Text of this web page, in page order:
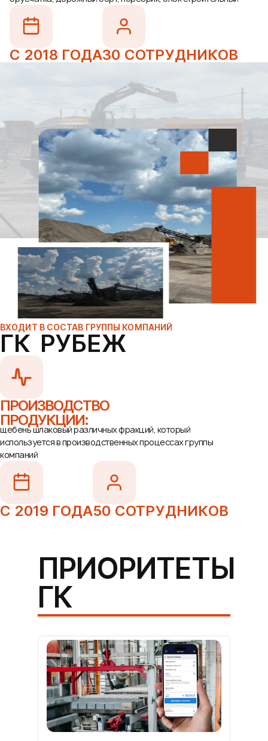
С 2018 ГОДА30 СОТРУДНИКОВ
ВХОДИТ В СОСТАВ ГРУППЫ КОМПАНИЙ
ГК РУБЕЖ
ПРОИЗВОДСТВО
ПРОДУКЦИИ:
щебень шлаковый различных фракций, который
используется в производственных процессах группы
компаний
С 2019 ГОДА50 СОТРУДНИКОВ
ПРИОРИТЕТЫ
ГК